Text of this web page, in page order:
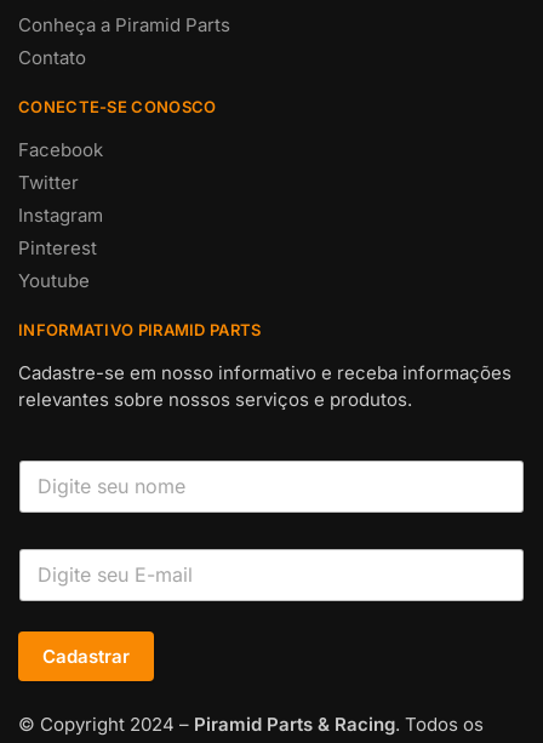
Conheça a Piramid Parts
Contato
CONECTE-SE CONOSCO
Facebook
Twitter
Instagram
Pinterest
Youtube
INFORMATIVO PIRAMID PARTS
Cadastre-se em nosso informativo e receba informações
relevantes sobre nossos serviços e produtos.
Cadastrar
© Copyright 2024 – Piramid Parts & Racing. Todos os